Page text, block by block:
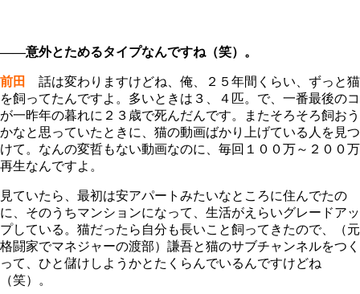
――意外とためるタイプなんですね（笑）。
前田
話は変わりますけどね、俺、２５年間くらい、ずっと猫
を飼ってたんですよ。多いときは３、４匹。で、一番最後のコ
が一昨年の暮れに２３歳で死んだんです。またそろそろ飼おう
かなと思っていたときに、猫の動画ばかり上げている人を見つ
けて。なんの変哲もない動画なのに、毎回１００万～２００万
再生なんですよ。
見ていたら、最初は安アパートみたいなところに住んでたの
に、そのうちマンションになって、生活がえらいグレードアッ
プしている。猫だったら自分も長いこと飼ってきたので、（元
格闘家でマネジャーの渡部）謙吾と猫のサブチャンネルをつく
って、ひと儲けしようかとたくらんでいるんですけどね
（笑）。